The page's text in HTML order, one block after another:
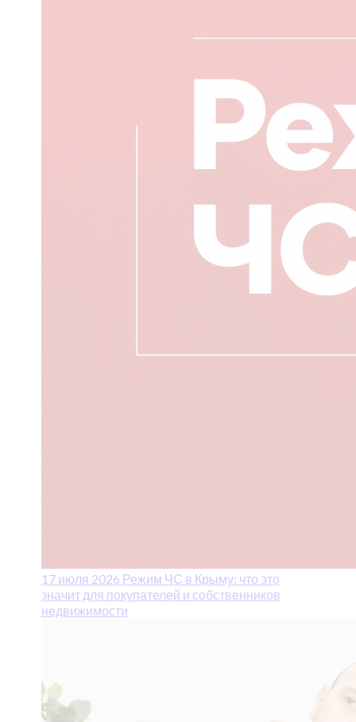
17 июля 2026 Режим ЧС в Крыму: что это
значит для покупателей и собственников
недвижимости